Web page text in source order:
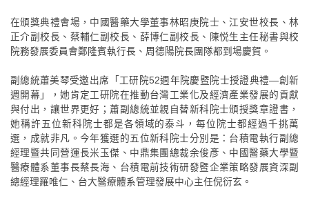
在頒獎典禮會場，中國醫藥大學董事林昭庚院士、江安世校長、林
正介副校長、蔡輔仁副校長、薛博仁副校長、陳悦生主任秘書與校
院務發展委員會鄭隆賓執行長、周德陽院長團隊都到場慶賀。
副總統蕭美琴受邀出席「工研院52週年院慶暨院士授證典禮—創新
週開幕」，她肯定工研院在推動台灣工業化及經濟產業發展的貢獻
與付出，讓世界更好；蕭副總統並親自替新科院士頒授獎章證書，
她稱許五位新科院士都是各領域的泰斗，每位院士都經過千挑萬
選，成就非凡。今年獲選的五位新科院士分別是：台積電執行副總
經理暨共同營運長米玉傑、中鼎集團總裁余俊彥、中國醫藥大學暨
醫療體系董事長蔡長海、台積電前技術研發暨企業策略發展資深副
總經理羅唯仁、台大醫療體系管理發展中心主任倪衍玄。